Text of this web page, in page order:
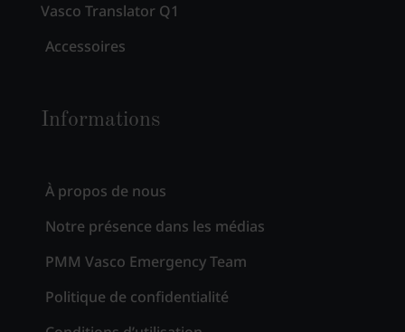
Vasco Translator Q1
Accessoires
Informations
À propos de nous
Notre présence dans les médias
PMM Vasco Emergency Team
Politique de confidentialité